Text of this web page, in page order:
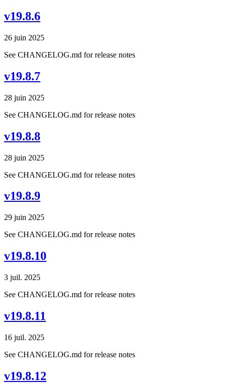
v19.8.6
26 juin 2025
See CHANGELOG.md for release notes
v19.8.7
28 juin 2025
See CHANGELOG.md for release notes
v19.8.8
28 juin 2025
See CHANGELOG.md for release notes
v19.8.9
29 juin 2025
See CHANGELOG.md for release notes
v19.8.10
3 juil. 2025
See CHANGELOG.md for release notes
v19.8.11
16 juil. 2025
See CHANGELOG.md for release notes
v19.8.12